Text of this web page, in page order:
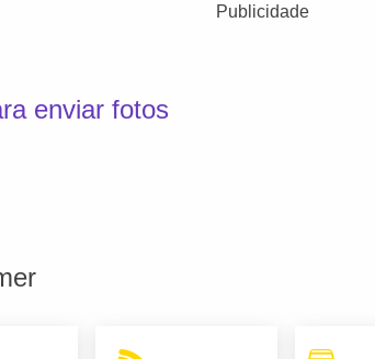
Publicidade
enviar fotos